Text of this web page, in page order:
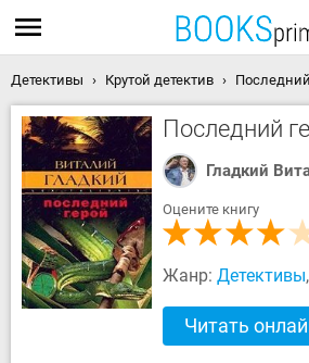
Детективы Крутой детектив
Последний
Гладкий
Оцените книгу
Жанр: Детективы,
Читать